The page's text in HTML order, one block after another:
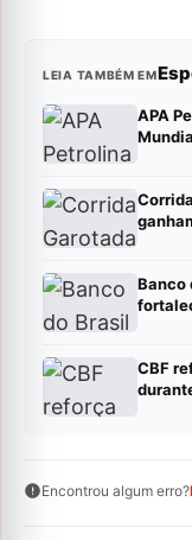
LEIA TAMBÉM EM
APA
Banco
CBF
Encontrou algum erro?